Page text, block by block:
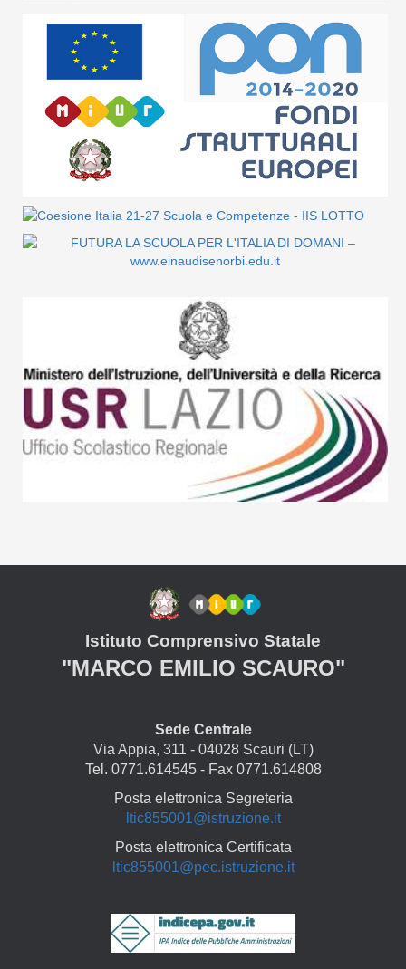
Istituto Comprensivo Statale
"MARCO EMILIO SCAURO"
Sede Centrale
Via Appia, 311 - 04028 Scauri (LT)
Tel. 0771.614545 - Fax 0771.614808
Posta elettronica Segreteria
ltic855001@istruzione.it
Posta elettronica Certificata
ltic855001@pec.istruzione.it